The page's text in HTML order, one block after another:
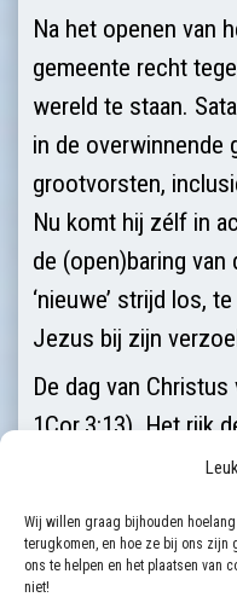
Wij willen graag bijhouden
terugkomen, en hoe ze bij ons zijn
ons te helpen en het plaatsen van
niet!
Na het openen van
gemeente recht
wereld te staan.
in de overwinnende
grootvorsten,
Nu komt hij zélf in
de (open)baring
‘nieuwe’ strijd los,
Jezus bij zijn
De dag van
1Cor.3:13). Het rijk
passief toe bij het
verzetten. Satan
We komen hierop